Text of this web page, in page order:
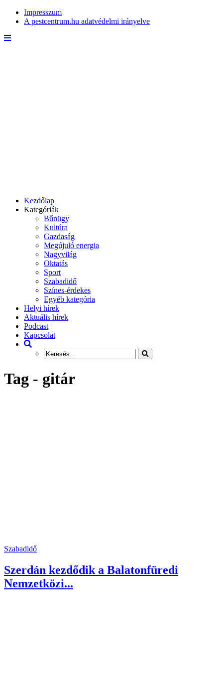
Impresszum
A pestcentrum.hu adatvédelmi irányelve
Kezdőlap
Kategóriák
Bűnügy
Kultúra
Gazdaság
Megújuló energia
Nagyvilág
Oktatás
Sport
Szabadidő
Színes-érdekes
Egyéb kategória
Helyi hírek
Aktuális hírek
Podcast
Kapcsolat
Tag - gitár
Szabadidő
Szerdán kezdődik a Balatonfüredi
Nemzetközi...